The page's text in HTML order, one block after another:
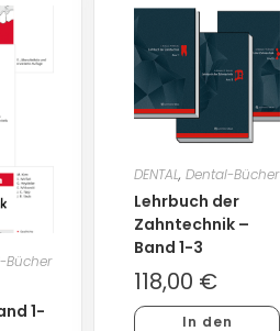
Bücher
1-
DENTAL, Dental-Bücher
Lehrbuch der
Zahntechnik –
Band 1-3
118,00 €
In den